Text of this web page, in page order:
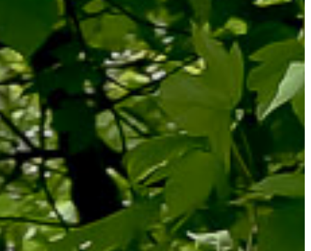
KIEMELT
LÁTVÁNYOSSÁGOK
GYÖNGYÖS
VÁROS
ÉRTÉKTÁRA
VÁROSUNKRÓL
LAKOSSÁGI
INFORMÁCIÓK
HASZNOS